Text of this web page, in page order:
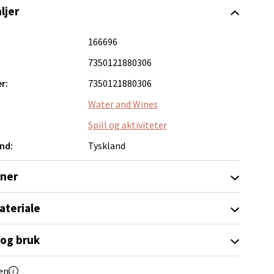
166696
7350121880306
7350121880306
Water and Wines
Spill og aktiviteter
Tyskland
bruk